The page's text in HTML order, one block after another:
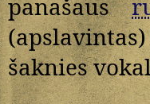
panašaus
šaknies